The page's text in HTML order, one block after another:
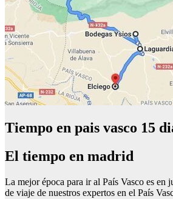
Tiempo en pais vasco 15
El tiempo en madrid
La mejor época para ir al País Vasco es en
de viaje de nuestros expertos en el País